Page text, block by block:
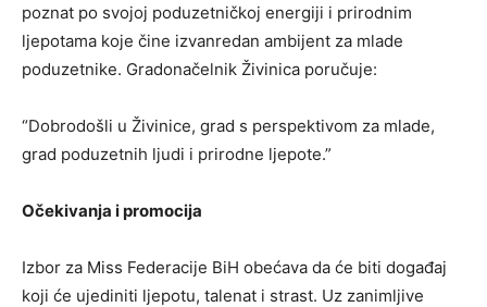
poznat po svojoj poduzetničkoj energiji i prirodnim
ljepotama koje čine izvanredan ambijent za mlade
poduzetnike. Gradonačelnik Živinica poručuje:
“Dobrodošli u Živinice, grad s perspektivom za mlade,
grad poduzetnih ljudi i prirodne ljepote.”
Očekivanja i promocija
Izbor za Miss Federacije BiH obećava da će biti događaj
koji će ujediniti ljepotu, talenat i strast. Uz zanimljive